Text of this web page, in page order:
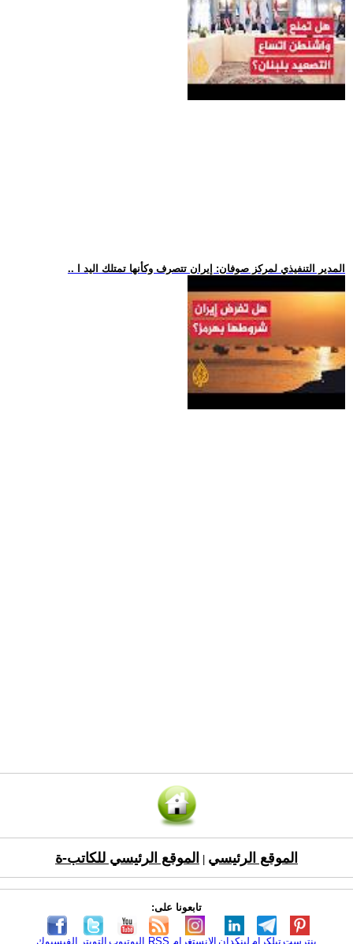
.. المدير التنفيذي لمركز صوفان: إيران تتصرف وكأنها تمتلك اليد ا
الموقع الرئيسي الموقع الرئيسي للكاتب-ة
تابعونا على:
الفيسبوك التويتر اليوتيوب RSS الانستغرام لينكدإن تيلكرامبنترست